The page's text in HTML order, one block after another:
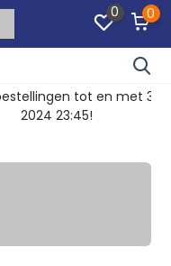
0 0
en met 30 december